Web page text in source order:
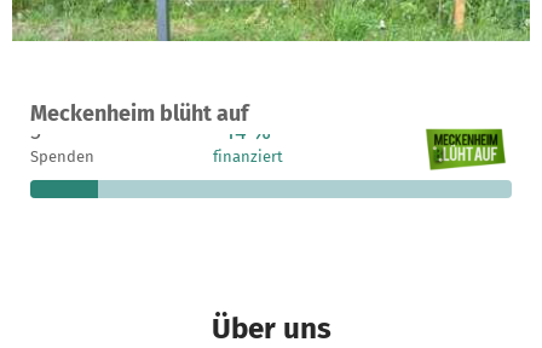
Meckenheim blüht auf
Ein Projekt in Meckenheim, Deutschland
5
Spenden
14 %
finanziert
2.980 €
fehlen noch
Über uns